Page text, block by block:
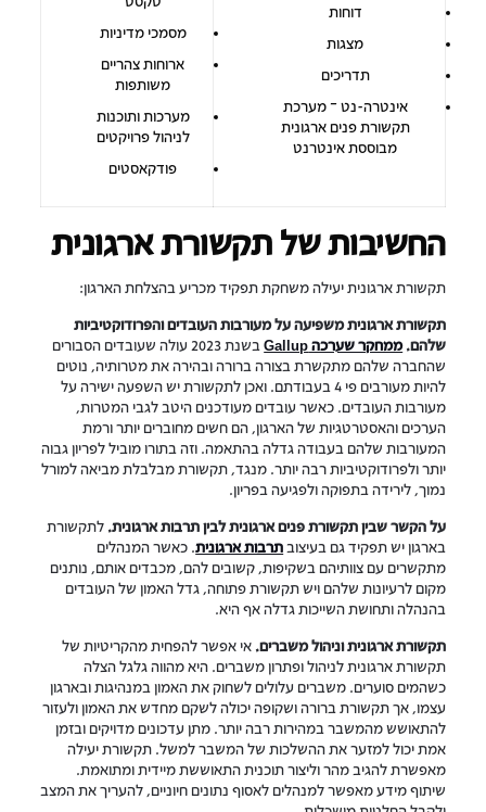
דוחות
מצגות
תדריכים
אינטרה-נט – מערכת
תקשורת פנים ארגונית
מבוססת אינטרנט
מסמכי מדיניות
ארוחות צהריים
משותפות
מערכות ותוכנות
לניהול פרויקטים
פודקאסטים
החשיבות של תקשורת ארגונית
תקשורת ארגונית יעילה משחקת תפקיד מכריע בהצלחת הארגון:
תקשורת ארגונית משפיעה על מעורבות העובדים והפרודוקטיביות
שלהם. ממחקר שערכה Gallup
בשנת 2023 עולה שעובדים הסבורים
שהחברה שלהם מתקשרת בצורה ברורה ובהירה את מטרותיה, נוטים
להיות מעורבים פי 4 בעבודתם. ואכן לתקשורת יש השפעה ישירה על
מעורבות העובדים. כאשר עובדים מעודכנים היטב לגבי המטרות,
הערכים והאסטרטגיות של הארגון, הם חשים מחוברים יותר ורמת
המעורבות שלהם בעבודה גדלה בהתאמה. וזה בתורו מוביל לפריון גבוה
יותר ולפרודוקטיביות רבה יותר. מנגד, תקשורת מבלבלת מביאה למורל
נמוך, לירידה בתפוקה ולפגיעה בפריון.
על הקשר שבין תקשורת פנים ארגונית לבין תרבות ארגונית. לתקשורת
בארגון יש תפקיד גם בעיצובתרבות ארגונית. כאשר המנהלים
מתקשרים עם צוותיהם בשקיפות, קשובים להם, מכבדים אותם, נותנים
מקום לרעיונות שלהם ויש תקשורת פתוחה, גדל האמון של העובדים
בהנהלה ותחושת השייכות גדלה אף היא.
תקשורת ארגונית וניהול משברים. אי אפשר להפחית מהקריטיות של
תקשורת ארגונית לניהול ופתרון משברים. היא מהווה גלגל הצלה
כשהמים סוערים. משברים עלולים לשחוק את האמון במנהיגות ובארגון
עצמו, אך תקשורת ברורה ושקופה יכולה לשקם מחדש את האמון ולעזור
להתאושש מהמשבר במהירות רבה יותר. מתן עדכונים מדויקים ובזמן
אמת יכול למזער את ההשלכות של המשבר למשל. תקשורת יעילה
מאפשרת להגיב מהר וליצור תוכנית התאוששת מיידית ומתואמת.
שיתוף מידע מאפשר למנהלים לאסוף נתונים חיוניים, להעריך את המצב